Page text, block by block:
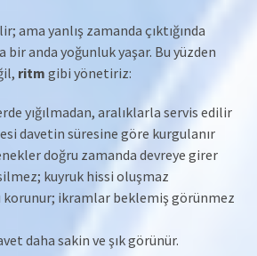
ama yanlış zamanda çıktığında
bir anda yoğunluk yaşar. Bu yüzden
ritm gibi yönetiriz:
yığılmadan, aralıklarla servis edilir
davetin süresine göre kurgulanır
doğru zamanda devreye girer
kuyruk hissi oluşmaz
korunur; ikramlar beklemiş görünmez
daha sakin ve şık görünür.